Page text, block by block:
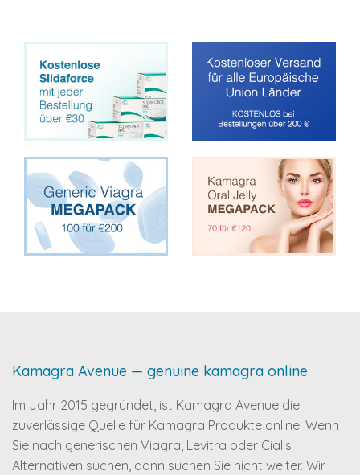
Kamagra Avenue — genuine kamagra online
Im Jahr 2015 gegründet, ist Kamagra Avenue die
zuverlässige Quelle für Kamagra Produkte online. Wenn
Sie nach generischen Viagra, Levitra oder Cialis
Alternativen suchen, dann suchen Sie nicht weiter. Wir